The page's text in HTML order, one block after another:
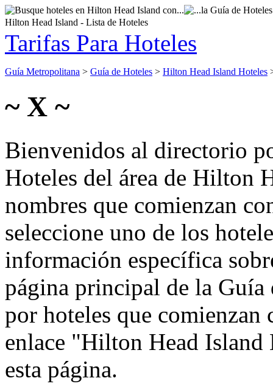
Hilton Head Island - Lista de Hoteles
Tarifas Para Hoteles
Guía Metropolitana > Guía de Hoteles > Hilton Head Island Hoteles
~ X ~
Bienvenidos al directorio
Hoteles del área de Hilton
nombres que comienzan
seleccione uno de los
información específica
página principal de la Guía
por hoteles que comienzan
enlace "Hilton Head
esta página.